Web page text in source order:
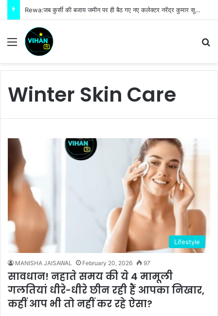
Rewa:जब कुर्सी की बजाय जमीन पर ही बैठ गए नए कलेक्टर नरेंद्र कुमार सूर्यवंशी फिर जो हुआ!
Menu
Winter Skin Care
Lifestyle
MANISHA JAISAWAL February 20, 2026 97
सावधान! नहाते समय की ये 4 मामूली
गलतियां धीरे-धीरे छीन रही हैं आपका निखार,
कहीं आप भी तो नहीं कर रहे ऐसा?